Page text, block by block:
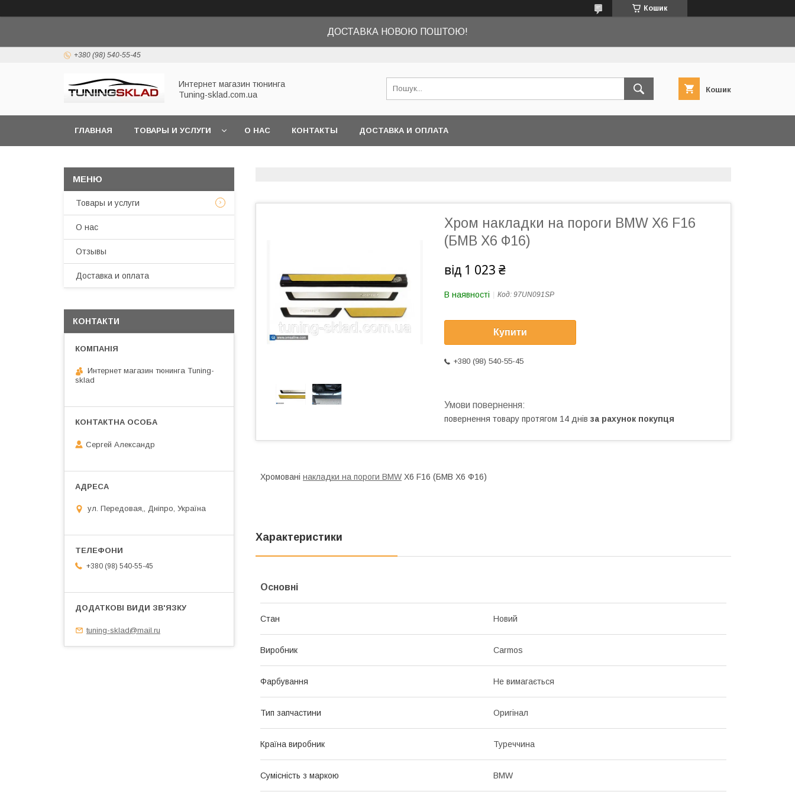
Кошик
ДОСТАВКА НОВОЮ ПОШТОЮ!
+380 (98) 540-55-45
Интернет магазин тюнинга
Tuning-sklad.com.ua
Кошик
ГЛАВНАЯ ТОВАРЫ И УСЛУГИ О НАС КОНТАКТЫ ДОСТАВКА И ОПЛАТА
Хром накладки на пороги BMW X6 F16
(БМВ Х6 Ф16)
від 1 023 ₴
В наявності Код: 97UN091SP
Купити
+380 (98) 540-55-45
повернення товару протягом 14 днів за рахунок покупця
Хромовані накладки на пороги BMW X6 F16 (БМВ Х6 Ф16)
Характеристики
Основні
Стан Новий
Виробник Carmos
Фарбування Не вимагається
Тип запчастини Оригінал
Країна виробник Туреччина
Сумісність з маркою BMW
Товары и услуги
О нас
Отзывы
Доставка и оплата
КОНТАКТИ
Интернет магазин тюнинга Tuning-
sklad
Сергей Александр
ул. Передовая,, Дніпро, Україна
+380 (98) 540-55-45
tuning-sklad@mail.ru